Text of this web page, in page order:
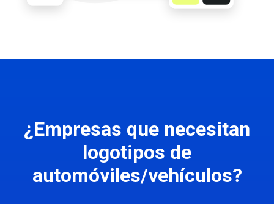
¿Empresas que necesitan
logotipos de
automóviles/vehículos?